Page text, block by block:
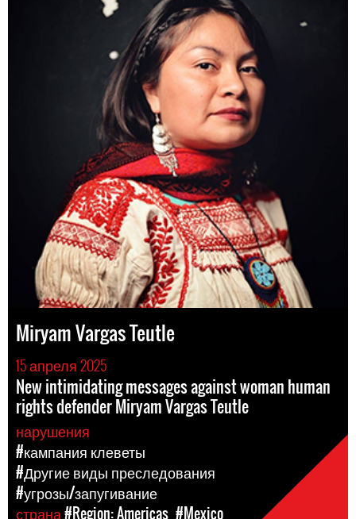
Miryam Vargas Teutle
15 апреля 2025
New intimidating messages against woman human
rights defender Miryam Vargas Teutle
нарушения
#кампания клеветы
#Другие виды преследования
#угрозы/запугивание
страна#Region: Americas #Mexico